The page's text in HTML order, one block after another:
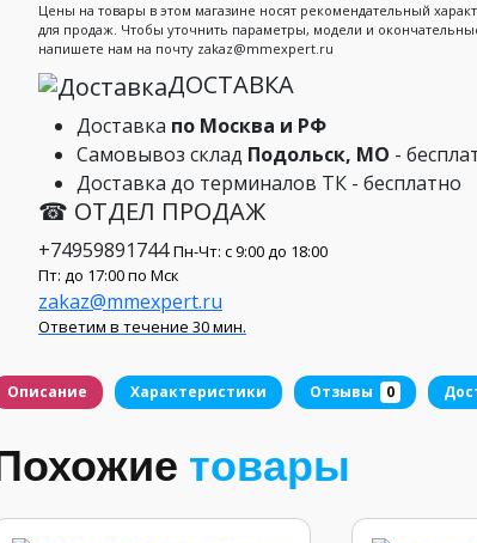
Цены на товары в этом магазине носят рекомендательный
для продаж. Чтобы уточнить параметры, модели и
напишете нам на почту zakaz@mmexpert.ru
ДОСТАВКА
Доставка по Москва и РФ
Самовывоз склад Подольск, МО -
Доставка до терминалов ТК - бесплатно
☎ ОТДЕЛ ПРОДАЖ
+74959891744 Пн-Чт: с 9:00 до 18:00
Пт: до 17:00 по Мск
zakaz@mmexpert.ru
Ответим в течение 30 мин.
Описание Характеристики Отзывы 0
товары